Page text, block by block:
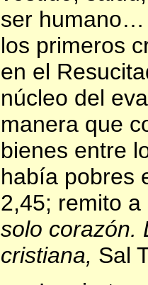
ser humano…
los primeros
en el
núcleo del
manera que
bienes entre
había pobres
2,45; remito
solo corazón.
cristiana, Sal